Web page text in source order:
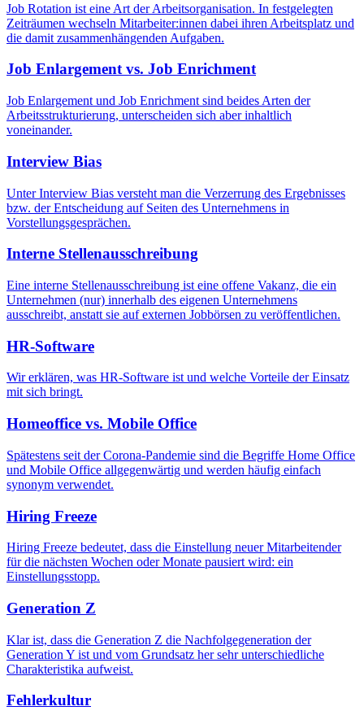
Job Rotation ist eine Art der Arbeitsorganisation. In festgelegten
Zeiträumen wechseln Mitarbeiter:innen dabei ihren Arbeitsplatz und
die damit zusammenhängenden Aufgaben.
Job Enlargement vs. Job Enrichment
Job Enlargement und Job Enrichment sind beides Arten der
Arbeitsstrukturierung, unterscheiden sich aber inhaltlich
voneinander.
Interview Bias
Unter Interview Bias versteht man die Verzerrung des Ergebnisses
bzw. der Entscheidung auf Seiten des Unternehmens in
Vorstellungsgesprächen.
Interne Stellenausschreibung
Eine interne Stellenausschreibung ist eine offene Vakanz, die ein
Unternehmen (nur) innerhalb des eigenen Unternehmens
ausschreibt, anstatt sie auf externen Jobbörsen zu veröffentlichen.
HR-Software
Wir erklären, was HR-Software ist und welche Vorteile der Einsatz
mit sich bringt.
Homeoffice vs. Mobile Office
Spätestens seit der Corona-Pandemie sind die Begriffe Home Office
und Mobile Office allgegenwärtig und werden häufig einfach
synonym verwendet.
Hiring Freeze
Hiring Freeze bedeutet, dass die Einstellung neuer Mitarbeitender
für die nächsten Wochen oder Monate pausiert wird: ein
Einstellungsstopp.
Generation Z
Klar ist, dass die Generation Z die Nachfolgegeneration der
Generation Y ist und vom Grundsatz her sehr unterschiedliche
Charakteristika aufweist.
Fehlerkultur